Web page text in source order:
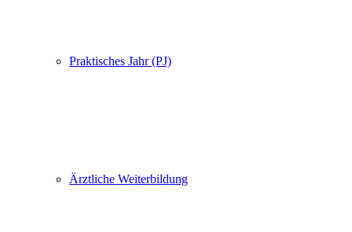
Praktisches Jahr (PJ)
Ärztliche Weiterbildung